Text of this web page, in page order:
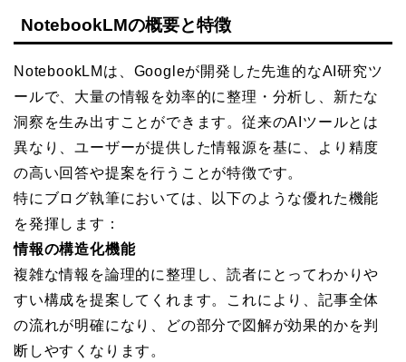
NotebookLMの概要と特徴
NotebookLMは、Googleが開発した先進的なAI研究ツ
ールで、大量の情報を効率的に整理・分析し、新たな
洞察を生み出すことができます。従来のAIツールとは
異なり、ユーザーが提供した情報源を基に、より精度
の高い回答や提案を行うことが特徴です。
特にブログ執筆においては、以下のような優れた機能
を発揮します：
情報の構造化機能
複雑な情報を論理的に整理し、読者にとってわかりや
すい構成を提案してくれます。これにより、記事全体
の流れが明確になり、どの部分で図解が効果的かを判
断しやすくなります。